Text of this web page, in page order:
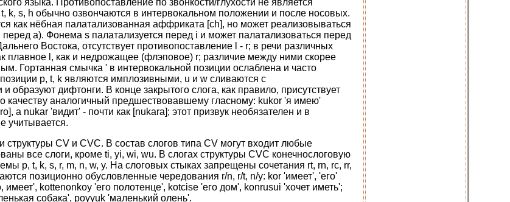
k, s, h обычно озвончаются в интервокальном положении и после носовых.
как нёбная палатализованная аффриката [ch], но может реализовываться
перед а). Фонема s палатализуется перед i и может палатализоваться перед
Востока, отсутствует противопоставление l - r; в речи различных
плавное l, как и недрожащее (флэповое) r; различие между ними скорее
Гортанная смычка ' в интервокальной позиции ослаблена и часто
позиции p, t, k являются имплозивными, u и w сливаются с
дифтонги. В конце закрытого слога, как правило, присутствует
качеству аналогичный предшествовавшему гласному: kukor 'я имею'
а nukar 'видит' - почти как [nukara]; этот призвук необязателен и в
учитывается.
структуры CV и CVC. В состав слогов типа CV могут входит любые
все слоги, кроме ti, yi, wi, wu. В слогах структуры CVC конечнослоговую
p, t, k, s, r, m, n, w, y. На слоговых стыках запрещены сочетания rt, rn, rc, rr,
позиционно обусловленные чередования r/n, r/t, n/y: kor 'имеет', 'его'
kottenonkoy 'его полотенце', kotcise 'его дом', konrusui 'хочет иметь';
собака', poyyuk 'маленький олень'.